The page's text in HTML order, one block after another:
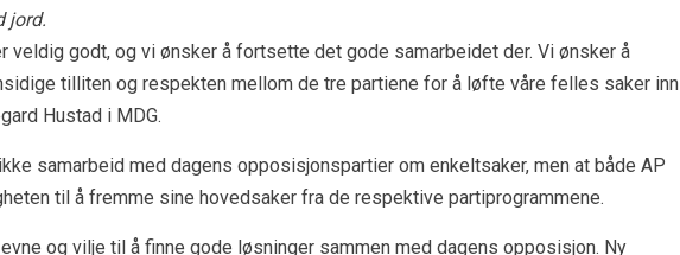
jord.
veldig godt, og vi ønsker å fortsette det gode samarbeidet der. Vi ønsker å
tilliten og respekten mellom de tre partiene for å løfte våre felles saker inn
Hustad i MDG.
samarbeid med dagens opposisjonspartier om enkeltsaker, men at både AP
til å fremme sine hovedsaker fra de respektive partiprogrammene.
og vilje til å finne gode løsninger sammen med dagens opposisjon. Ny